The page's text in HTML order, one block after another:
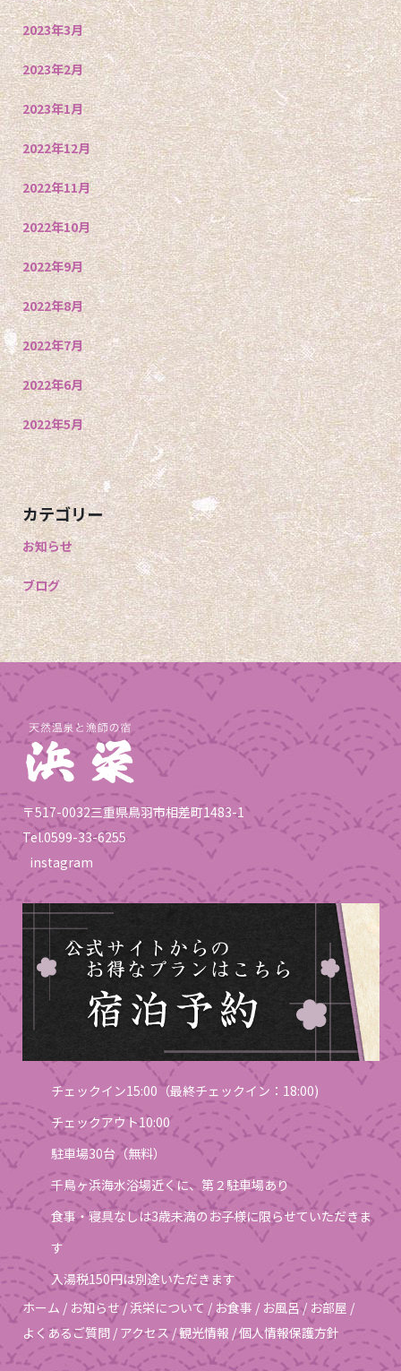
2023年3月
2023年2月
2023年1月
2022年12月
2022年11月
2022年10月
2022年9月
2022年8月
2022年7月
2022年6月
2022年5月
カテゴリー
お知らせ
ブログ
〒517-0032三重県鳥羽市相差町1483-1
Tel.0599-33-6255
instagram
チェックイン15:00（最終チェックイン：18:00)
チェックアウト10:00
駐車場30台（無料）
千鳥ヶ浜海水浴場近くに、第２駐車場あり
食事・寝具なしは3歳未満のお子様に限らせていただきま
す
入湯税150円は別途いただきます
ホーム / お知らせ/浜栄について / お食事 / お風呂/ お部屋 /
よくあるご質問/ アクセス/観光情報 /個人情報保護方針